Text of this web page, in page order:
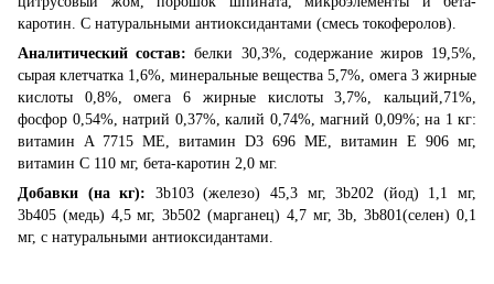
каротин. С натуральными антиоксидантами (смесь токоферолов).
Аналитический состав: белки 30,3%, содержание жиров 19,5%,
сырая клетчатка 1,6%, минеральные вещества 5,7%, омега 3 жирные
кислоты 0,8%, омега 6 жирные кислоты 3,7%, кальций,71%,
фосфор 0,54%, натрий 0,37%, калий 0,74%, магний 0,09%; на 1 кг:
витамин A 7715 МЕ, витамин D3 696 МЕ, витамин E 906 мг,
витамин C 110 мг, бета-каротин 2,0 мг.
Добавки (на кг): 3b103 (железо) 45,3 мг, 3b202 (йод) 1,1 мг,
3b405 (медь) 4,5 мг, 3b502 (марганец) 4,7 мг, 3b, 3b801(селен) 0,1
мг, с натуральными антиоксидантами.